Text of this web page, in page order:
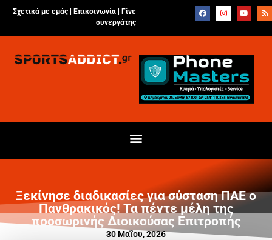
Σχετικά με εμάς | Επικοινωνία
Γίνε
συνεργάτης
Ξεκίνησε διαδικασίες για σύσταση ΠΑΕ ο
Πανθρακικός! Τα πέντε μέλη της
προσωρινής Διοικούσας Επιτροπής
30 Μαΐου, 2026